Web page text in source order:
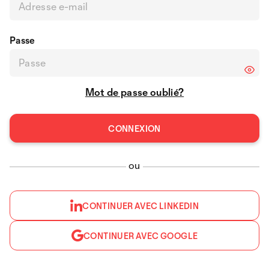
Passe
Mot de passe oublié?
ou
CONTINUER AVEC LINKEDIN
CONTINUER AVEC GOOGLE